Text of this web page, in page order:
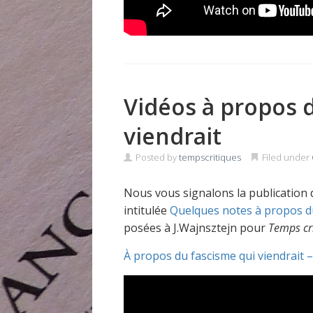
Vidéos à propos
viendrait
Posted bytempscritiques Filed under
Nous vous signalons la
intitulée Quelques notes à propos
posées à J.Wajnsztejn pour Temps
À propos du fascisme qui viendrait